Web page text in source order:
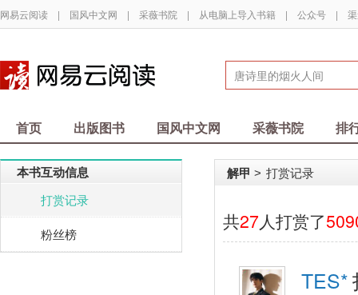
网易云阅读 | 国风中文网 | 采薇书院 | 从电脑上导入书籍 | 公众号 |
首页 出版图书 国风中文网 采薇书院 排
本书互动信息
打赏记录
粉丝榜
解甲 > 打赏记录
共27人打赏了
TES*